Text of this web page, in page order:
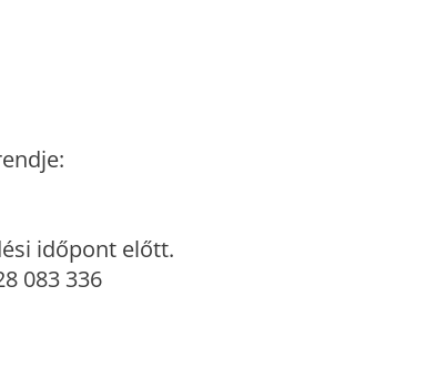
időpont előtt.
083 336